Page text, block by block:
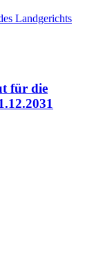
Landgerichts
für die